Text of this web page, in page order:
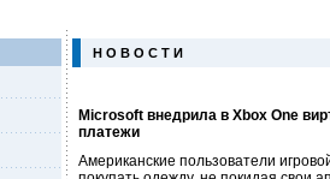
Н О В О С Т И
Microsoft внедрила в Xbox One
платежи
Американские пользователи